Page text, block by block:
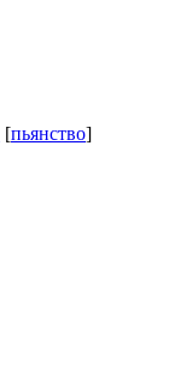
[пьянство]